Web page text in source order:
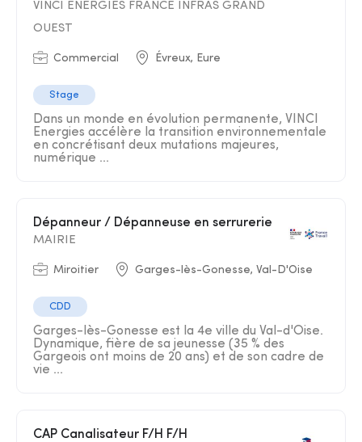
VINCI ENERGIES FRANCE INFRAS GRAND
OUEST
Commercial Évreux, Eure
Stage
Dans un monde en évolution permanente, VINCI
Energies accélère la transition environnementale
en concrétisant deux mutations majeures,
numérique ...
Dépanneur / Dépanneuse en serrurerie
MAIRIE
Miroitier Garges-lès-Gonesse, Val-D'Oise
CDD
Garges-lès-Gonesse est la 4e ville du Val-d'Oise.
Dynamique, fière de sa jeunesse (35 % des
Gargeois ont moins de 20 ans) et de son cadre de
vie ...
CAP Canalisateur F/H F/H